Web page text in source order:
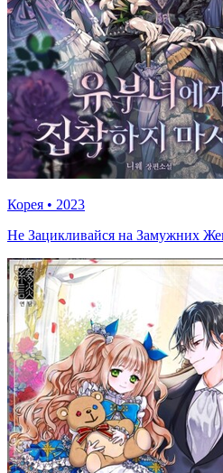
Корея • 2023
Не Зацикливайся на Замужних